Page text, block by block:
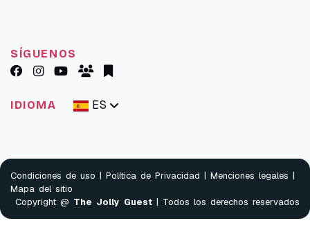
SÍGUENOS
IDIOMA ES
Condiciones de uso | Política de Privacidad | Menciones legales |
Mapa del sitio
Copyright @ The Jolly Guest | Todos los derechos reservados